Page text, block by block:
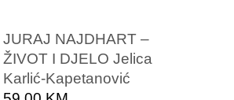
JURAJ NAJDHART –
ŽIVOT I DJELO Jelica
Karlić-Kapetanović